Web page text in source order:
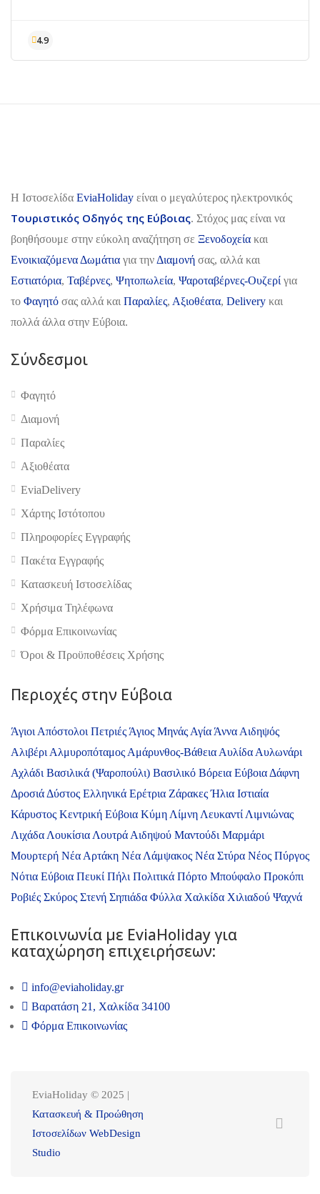
4.9
H Ιστοσελίδα EviaHoliday είναι ο μεγαλύτερος ηλεκτρονικός
Τουριστικός Οδηγός της Εύβοιας. Στόχος μας είναι να
βοηθήσουμε στην εύκολη αναζήτηση σε Ξενοδοχεία και
Ενοικιαζόμενα Δωμάτια για την Διαμονή σας, αλλά και
Εστιατόρια, Ταβέρνες, Ψητοπωλεία, Ψαροταβέρνες-Ουζερί για
το Φαγητό σας αλλά και Παραλίες, Αξιοθέατα, Delivery και
πολλά άλλα στην Εύβοια.
Σύνδεσμοι
Φαγητό
Διαμονή
Παραλίες
Αξιοθέατα
EviaDelivery
Χάρτης Ιστότοπου
Πληροφορίες Εγγραφής
Πακέτα Εγγραφής
Κατασκευή Ιστοσελίδας
Χρήσιμα Τηλέφωνα
Φόρμα Επικοινωνίας
Όροι & Προϋποθέσεις Xρήσης
Περιοχές στην Εύβοια
Άγιοι Απόστολοι Πετριές Άγιος Μηνάς Αγία Άννα Αιδηψός
Αλιβέρι Αλμυροπόταμος Αμάρυνθος-Βάθεια Αυλίδα Αυλωνάρι
Αχλάδι Βασιλικά (Ψαροπούλι) Βασιλικό Βόρεια Εύβοια Δάφνη
Δροσιά Δύστος Ελληνικά Ερέτρια ΖάρακεςΉλια Ιστιαία
Κάρυστος Κεντρική Εύβοια Κύμη Λίμνη Λευκαντί Λιμνιώνας
Λιχάδα Λουκίσια Λουτρά Αιδηψού Μαντούδι Μαρμάρι
Μουρτερή Νέα Αρτάκη Νέα Λάμψακος Νέα Στύρα Νέος Πύργος
Νότια Εύβοια Πευκί Πήλι Πολιτικά Πόρτο Μπούφαλο Προκόπι
Ροβιές Σκύρος Στενή Σηπιάδα Φύλλα Χαλκίδα Χιλιαδού Ψαχνά
Επικοινωνία με ΕviaHoliday για
καταχώρηση επιχειρήσεων:
info@eviaholiday.gr
Βαρατάση 21, Χαλκίδα 34100
Φόρμα Επικοινωνίας
EviaHoliday © 2025 |
Κατασκευή & Προώθηση
Ιστοσελίδων WebDesign
Studio